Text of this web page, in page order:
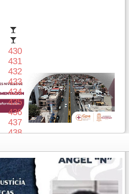
430
431
432
433
434
435
436
437
438